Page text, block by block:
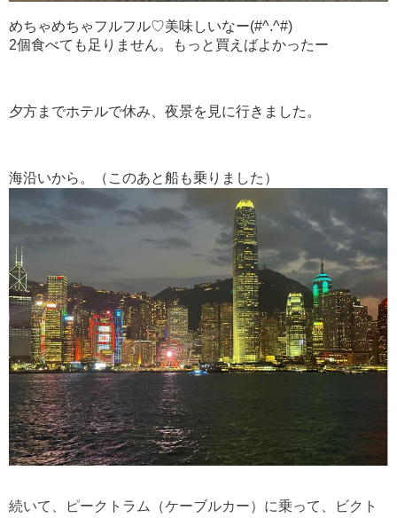
めちゃめちゃフルフル♡美味しいなー(#^.^#)
2個食べても足りません。もっと買えばよかったー
夕方までホテルで休み、夜景を見に行きました。
海沿いから。（このあと船も乗りました）
続いて、ピークトラム（ケーブルカー）に乗って、ビクト